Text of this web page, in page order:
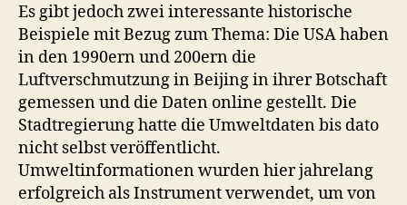
Es gibt jedoch zwei interessante historische
Beispiele mit Bezug zum Thema: Die USA haben
in den 1990ern und 200ern die
Luftverschmutzung in Beijing in ihrer Botschaft
gemessen und die Daten online gestellt. Die
Stadtregierung hatte die Umweltdaten bis dato
nicht selbst veröffentlicht.
Umweltinformationen wurden hier jahrelang
erfolgreich als Instrument verwendet, um von